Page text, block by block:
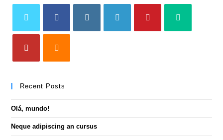
Recent Posts
Olá, mundo!
Neque adipiscing an cursus